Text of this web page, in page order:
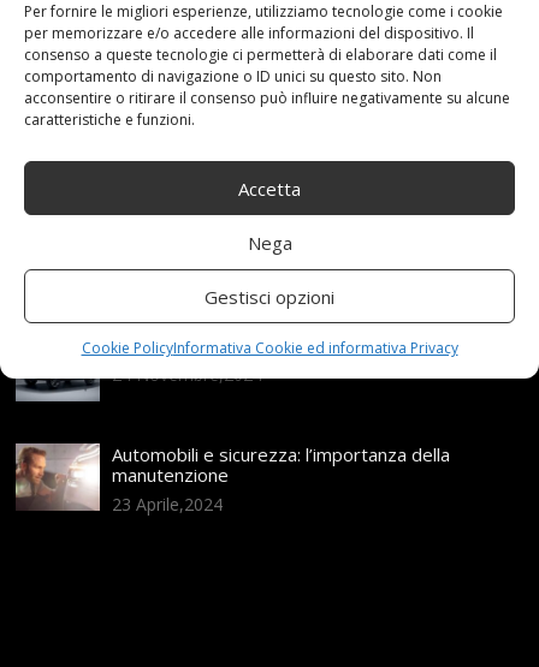
Per fornire le migliori esperienze, utilizziamo tecnologie come i cookie
per memorizzare e/o accedere alle informazioni del dispositivo. Il
consenso a queste tecnologie ci permetterà di elaborare dati come il
comportamento di navigazione o ID unici su questo sito. Non
acconsentire o ritirare il consenso può influire negativamente su alcune
caratteristiche e funzioni.
Accetta
Nega
Gestisci opzioni
Cookie PolicyInformativa Cookie ed informativa Privacy
Articoli recenti
da sapere
Range Rover: un’icona tra i luxury SUV
25 Novembre,2024
Nuova MG ZS Hybrid+: i SUV si fanno ibridi
24 Novembre,2024
Automobili e sicurezza: l’importanza della
manutenzione
23 Aprile,2024